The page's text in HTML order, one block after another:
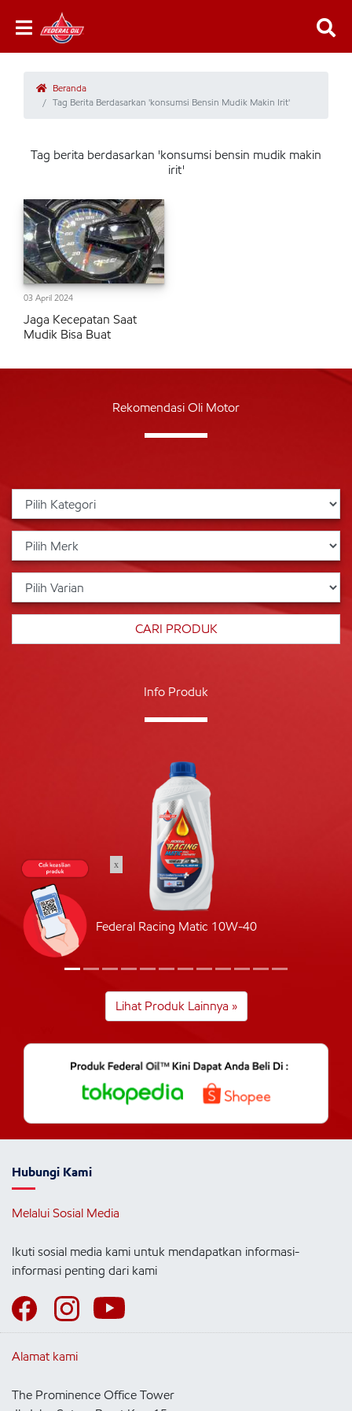
Beranda
Tag Berita Berdasarkan 'konsumsi Bensin Mudik Makin Irit'
Tag berita berdasarkan 'konsumsi bensin mudik makin
irit'
03 April 2024
Jaga Kecepatan Saat
Mudik Bisa Buat
Rekomendasi Oli Motor
Info Produk
Federal Racing Matic 10W-40
Lihat Produk Lainnya »
Hubungi Kami
Melalui Sosial Media
Ikuti sosial media kami untuk mendapatkan informasi-
informasi penting dari kami
Alamat kami
The Prominence Office Tower
x